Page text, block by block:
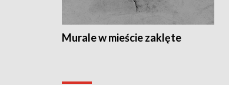
Murale w mieście zaklęte